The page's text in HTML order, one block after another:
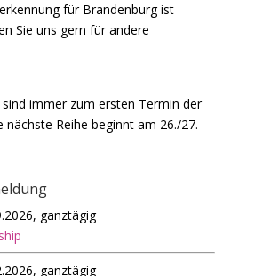
für Brandenburg ist
Sie uns gern für andere
immer zum ersten Termin der
nächste Reihe beginnt am 26./27.
ganztägig
ganztägig